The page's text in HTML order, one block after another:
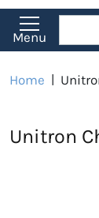
Menu
Home |
Unitron